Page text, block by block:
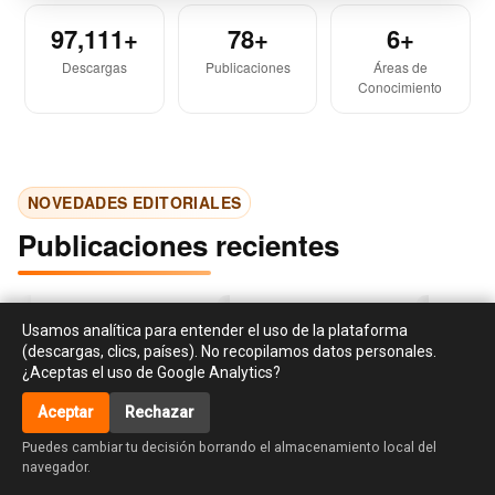
Usamos analítica para entender el uso de la plataforma
(descargas, clics, países). No recopilamos datos personales.
¿Aceptas el uso de Google Analytics?
Aceptar Rechazar
Puedes cambiar tu decisión borrando el almacenamiento local del
navegador.
97,111+
Descargas
78+
Publicaciones
6+
Áreas de
Conocimiento
NOVEDADES EDITORIALES
Publicaciones recientes
Investigación en
‹